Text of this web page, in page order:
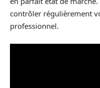
contrôler régulièrement
professionnel.